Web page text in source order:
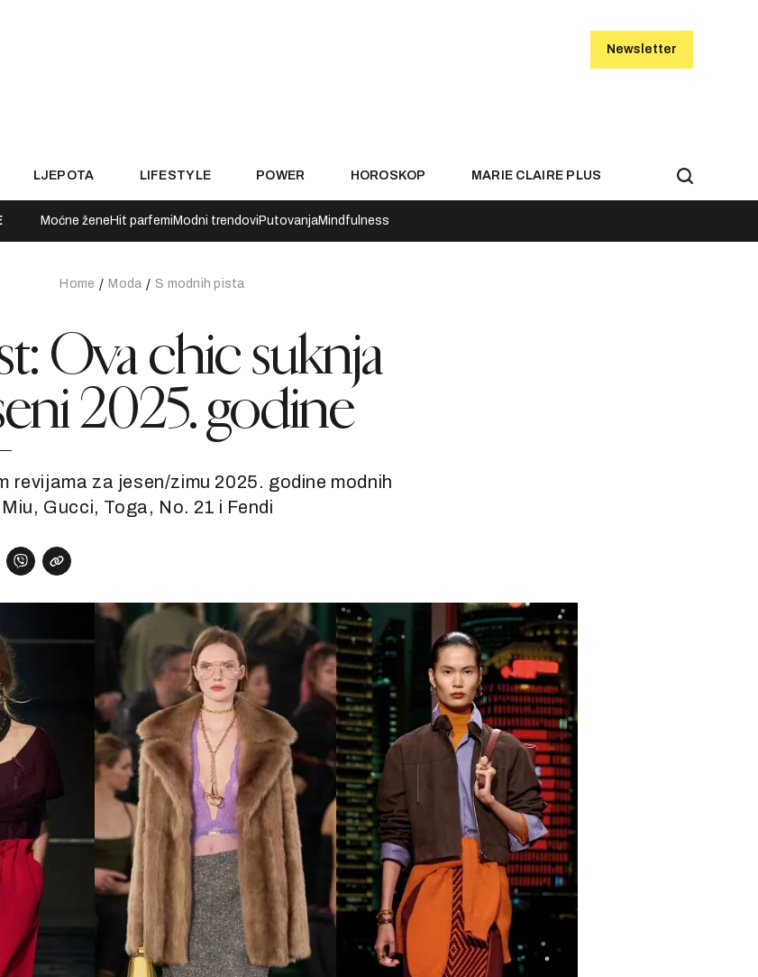
Newsletter
LJEPOTA LIFESTYLE POWER HOROSKOP MARIE CLAIRE PLUS
Moćne žene Hit parfemi Modni trendovi PutovanjaMindfulness
Home Moda S modnih pista
Ova chic suknja
2025. godine
revijama za jesen/zimu 2025. godine modnih
Gucci, Toga, No. 21 i Fendi